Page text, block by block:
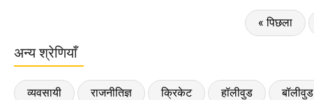
« पिछला
अन्य श्रेणियाँ
व्यवसायी राजनीतिज्ञ क्रिकेट हॉलीवुड बॉलीवुड